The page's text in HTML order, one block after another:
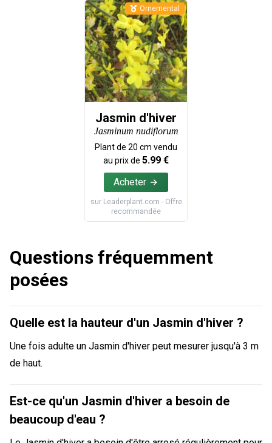
Jasmin d'hiver
Jasminum nudiflorum
Plant de 20 cm vendu
au prix de 5.99 €
Acheter
sur Leaderplant.com - Offre
recommandée
Ornemental
Questions fréquemment
posées
Quelle est la hauteur d'un Jasmin d'hiver ?
Une fois adulte un Jasmin d'hiver peut mesurer jusqu'à 3 m
de haut.
Est-ce qu'un Jasmin d'hiver a besoin de
beaucoup d'eau ?